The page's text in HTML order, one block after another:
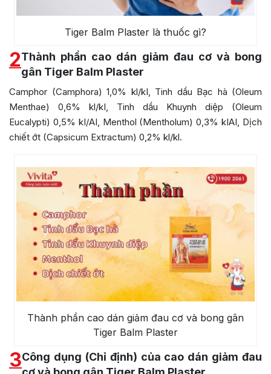
Tiger Balm Plaster là thuốc gì?
2Thành phần cao dán giảm đau cơ và bong
gân Tiger Balm Plaster
Camphor (Camphora) 1,0% kl/kI, Tinh dầu Bạc hà (Oleum
Menthae) 0,6% kl/kI, Tinh dầu Khuynh diệp (Oleum
Eucalypti) 0,5% kI/AI, Menthol (Mentholum) 0,3% kIAI, Dịch
chiết ớt (Capsicum Extractum) 0,2% kl/kl.
Thành phần cao dán giảm đau cơ và bong gân
Tiger Balm Plaster
3Công dụng (Chỉ định) của cao dán giảm đau